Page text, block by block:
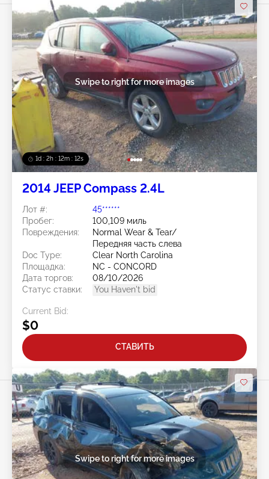
1d : 2h : 12m : 10s
Swipe to right for more images
2014 JEEP Compass 2.4L
Лот #:
45******
Пробег:
100,109 миль
Повреждения:
Normal Wear & Tear/
Передняя часть слева
Doc Type:
Clear North Carolina
Площадка:
NC - CONCORD
Дата торгов:
08/10/2026
Статус ставки:
You Haven't bid
Current Bid:
$0
СТАВИТЬ
Swipe to right for more images